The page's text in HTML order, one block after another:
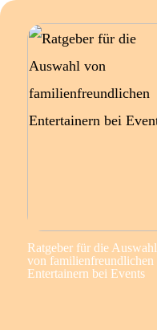
Ratgeber für die Auswahl
von familienfreundlichen
Entertainern bei Events